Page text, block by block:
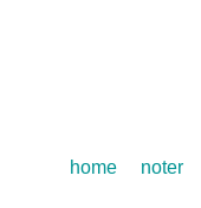
コ
home noter